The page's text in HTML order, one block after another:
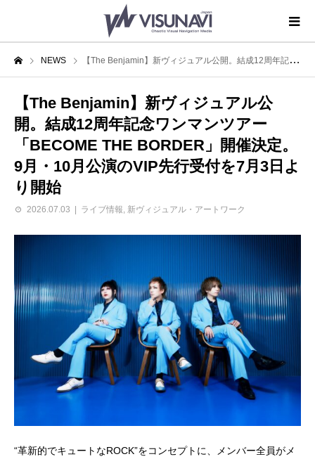
NEWS 【The Benjamin】新ヴィジュアル公開。結成12周年記念ワンマンツアー「BECOME THE BORDER」開催決定。9月・10月公演のVIP先行受付を7月3日より開始
【The Benjamin】新ヴィジュアル公
開。結成12周年記念ワンマンツアー
「BECOME THE BORDER」開催決定。
9月・10月公演のVIP先行受付を7月3日よ
り開始
2026.07.03 ライブ情報 新ヴィジュアル・アートワーク
“革新的でキュートなROCK”をコンセプトに、メンバー全員がメ